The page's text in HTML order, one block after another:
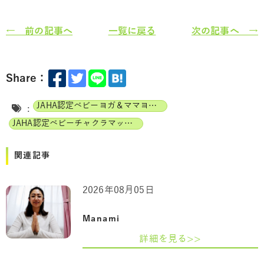
← 前の記事へ 一覧に戻る 次の記事へ →
Share：
:
JAHA認定ベビーヨガ＆ママヨガインストラクター
JAHA認定ベビーチャクラマッサージインストラクター
関連記事
Manami
2026年08月05日
詳細を見る>>